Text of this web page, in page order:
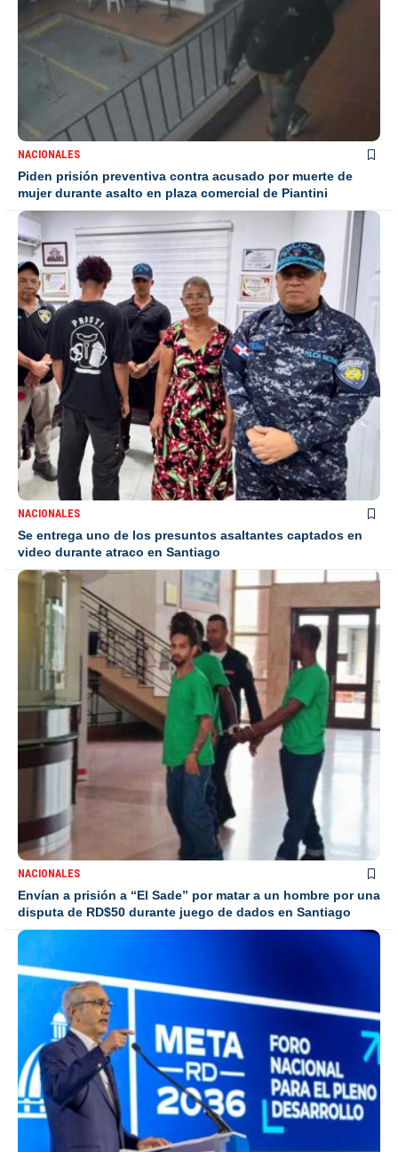
NACIONALES
Piden prisión preventiva contra acusado por muerte de
mujer durante asalto en plaza comercial de Piantini
NACIONALES
Se entrega uno de los presuntos asaltantes captados en
video durante atraco en Santiago
NACIONALES
Envían a prisión a “El Sade” por matar a un hombre por una
disputa de RD$50 durante juego de dados en Santiago